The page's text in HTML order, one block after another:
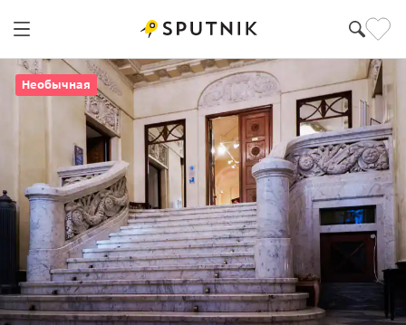
Необычная